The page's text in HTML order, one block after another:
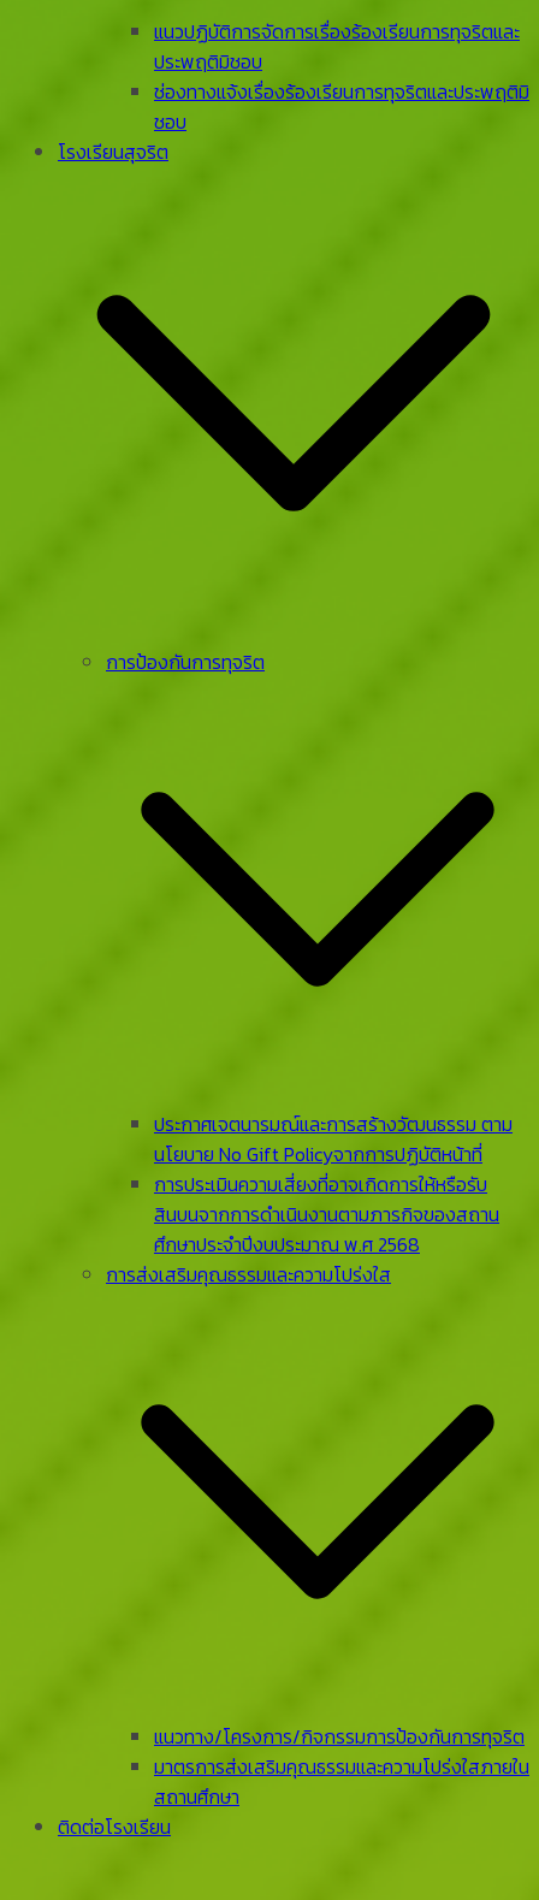
แนวปฏิบัติการจัดการเรื่องร้องเรียนการทุจริตและ
ประพฤติมิชอบ
ช่องทางแจ้งเรื่องร้องเรียนการทุจริตและประพฤติมิ
ชอบ
โรงเรียนสุจริต
การป้องกันการทุจริต
ประกาศเจตนารมณ์และการสร้างวัฒนธรรม ตาม
นโยบาย No Gift Policyจากการปฏิบัติหน้าที่
การประเมินความเสี่ยงที่อาจเกิดการให้หรือรับ
สินบนจากการดําเนินงานตามภารกิจของสถาน
ศึกษาประจําปีงบประมาณ พ.ศ 2568
การส่งเสริมคุณธรรมและความโปร่งใส
แนวทาง/โครงการ/กิจกรรมการป้องกันการทุจริต
มาตรการส่งเสริมคุณธรรมและความโปร่งใสภายใน
สถานศึกษา
ติดต่อโรงเรียน